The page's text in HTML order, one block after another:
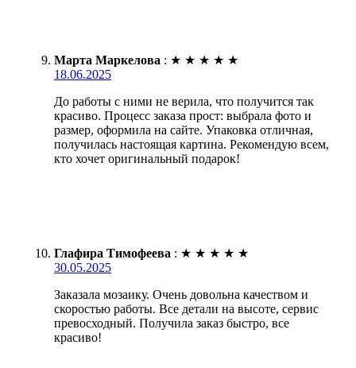
Марта Маркелова : ★ ★ ★ ★ ★
18.06.2025
До работы с ними не верила, что получится так
красиво. Процесс заказа прост: выбрала фото и
размер, оформила на сайте. Упаковка отличная,
получилась настоящая картина. Рекомендую всем,
кто хочет оригинальный подарок!
Глафира Тимофеева : ★ ★ ★ ★ ★
30.05.2025
Заказала мозаику. Очень довольна качеством и
скоростью работы. Все детали на высоте, сервис
превосходный. Получила заказ быстро, все
красиво!